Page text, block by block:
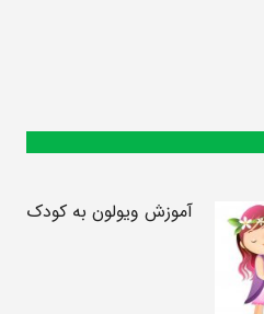
آموزش ویولون به کودک